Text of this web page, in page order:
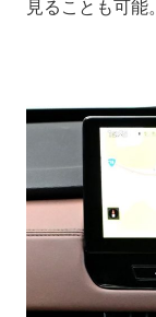
見ることも可能。